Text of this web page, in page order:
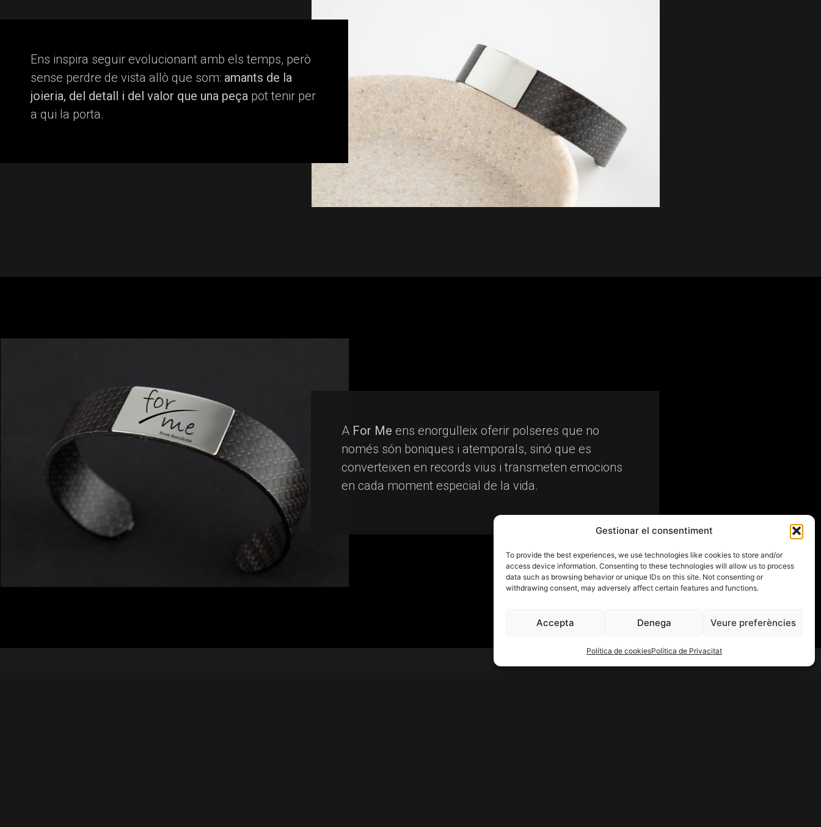
Gestionar el consentiment
To provide the best experiences, we use technologies like cookies to store and/or
access device information. Consenting to these technologies will allow us to process
data such as browsing behavior or unique IDs on this site. Not consenting or
withdrawing consent, may adversely affect certain features and functions.
Accepta Denega Veure preferències
Política de cookiesPolítica de Privacitat
Ens inspira seguir evolucionant amb els temps, però
sense perdre de vista allò que som: amants de la
joieria, del detall i del valor que una peça pot tenir per
a qui la porta.
A For Me ens enorgulleix oferir polseres que no
només són boniques i atemporals, sinó que es
converteixen en records vius i transmeten emocions
en cada moment especial de la vida.